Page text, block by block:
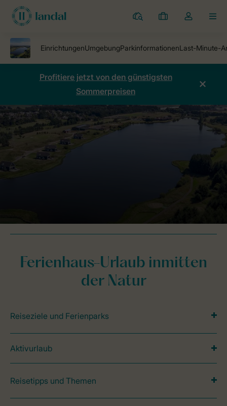
Ferienparks
Meine
Dropdown-
öffnen
Profitiere jetzt von den günstigsten
Sommerpreisen
Ferienparks Piperdam Preise vergleichen
Ferienhaus-Urlaub inmitten
der Natur
Reiseziele und Ferienparks
Aktivurlaub
Reisetipps und Themen